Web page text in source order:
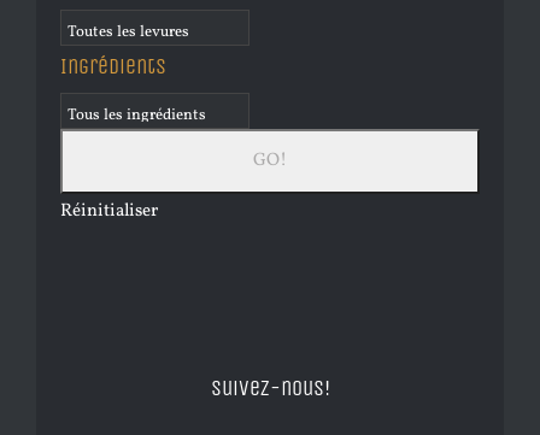
Ingrédients
Réinitialiser
Suivez-nous!